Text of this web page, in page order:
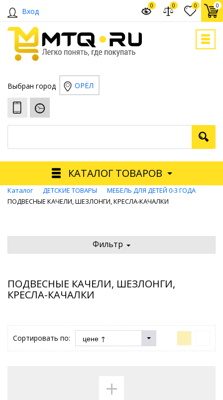
Вход
0 0
0 0
Выбран город ОРЁЛ
КАТАЛОГ ТОВАРОВ
Каталог ДЕТСКИЕ ТОВАРЫ
МЕБЕЛЬ ДЛЯ ДЕТЕЙ 0-3 ГОДА
ПОДВЕСНЫЕ КАЧЕЛИ, ШЕЗЛОНГИ, КРЕСЛА-КАЧАЛКИ
Фильтр
ПОДВЕСНЫЕ КАЧЕЛИ, ШЕЗЛОНГИ,
КРЕСЛА-КАЧАЛКИ
Сортировать по:
+